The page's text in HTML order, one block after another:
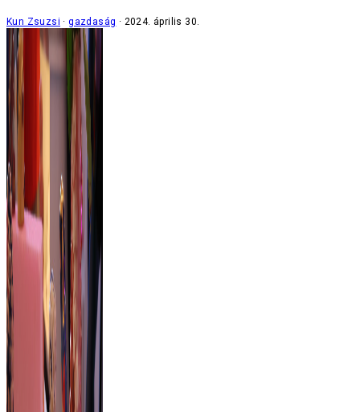
Kun Zsuzsi gazdaság 2024. április 30.